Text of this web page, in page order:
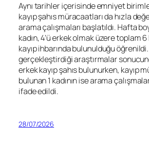
Aynı tarihler içerisinde emniyet
kayıp şahıs müracaatları da hızla
arama çalışmaları başlatıldı. Hafta
kadın, 4’ü erkek olmak üzere toplam
kayıp ihbarında bulunulduğu
gerçekleştirdiği araştırmalar
erkek kayıp şahıs bulunurken, kayıp
bulunan 1 kadının ise arama
ifade edildi.
28/07/2026